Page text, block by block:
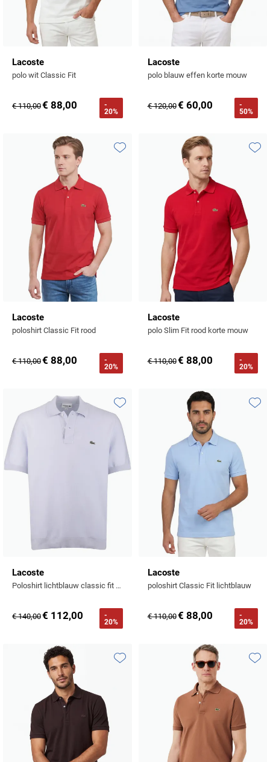
Lacoste
polo wit Classic Fit
€ 110,00€ 88,00
-
20%
Lacoste
polo blauw effen korte mouw
€ 120,00€ 60,00
-
50%
Lacoste
poloshirt Classic Fit rood
€ 110,00€ 88,00
-
20%
Toevoegen aan favorieten
Lacoste
polo Slim Fit rood korte mouw
€ 110,00€ 88,00
-
20%
Lacoste
Poloshirt lichtblauw classic fit 2-knoops
€ 140,00€ 112,00
-
20%
Toevoegen aan favorieten
Lacoste
poloshirt Classic Fit lichtblauw
€ 110,00€ 88,00
-
20%
Toevoegen aan favorieten